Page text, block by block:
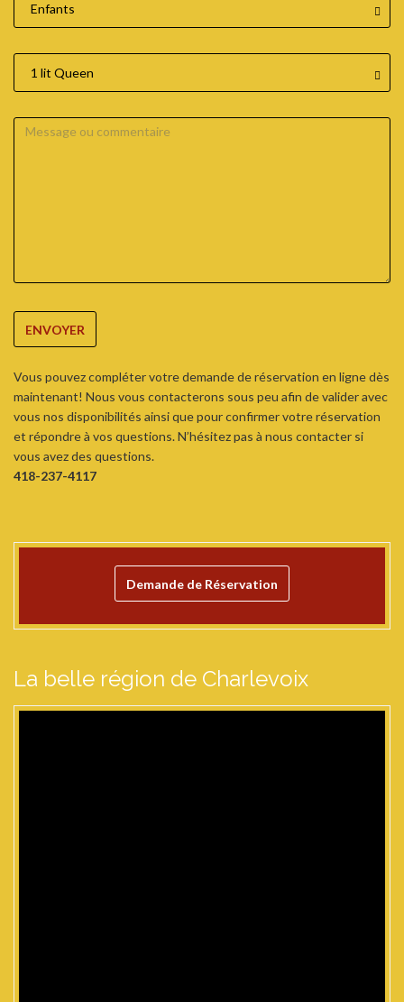
Enfants
1 lit Queen
ENVOYER
Vous pouvez compléter votre demande de réservation en ligne dès
maintenant! Nous vous contacterons sous peu afin de valider avec
vous nos disponibilités ainsi que pour confirmer votre réservation
et répondre à vos questions. N’hésitez pas à nous contacter si
vous avez des questions.
418-237-4117
Demande de Réservation
La belle région de Charlevoix